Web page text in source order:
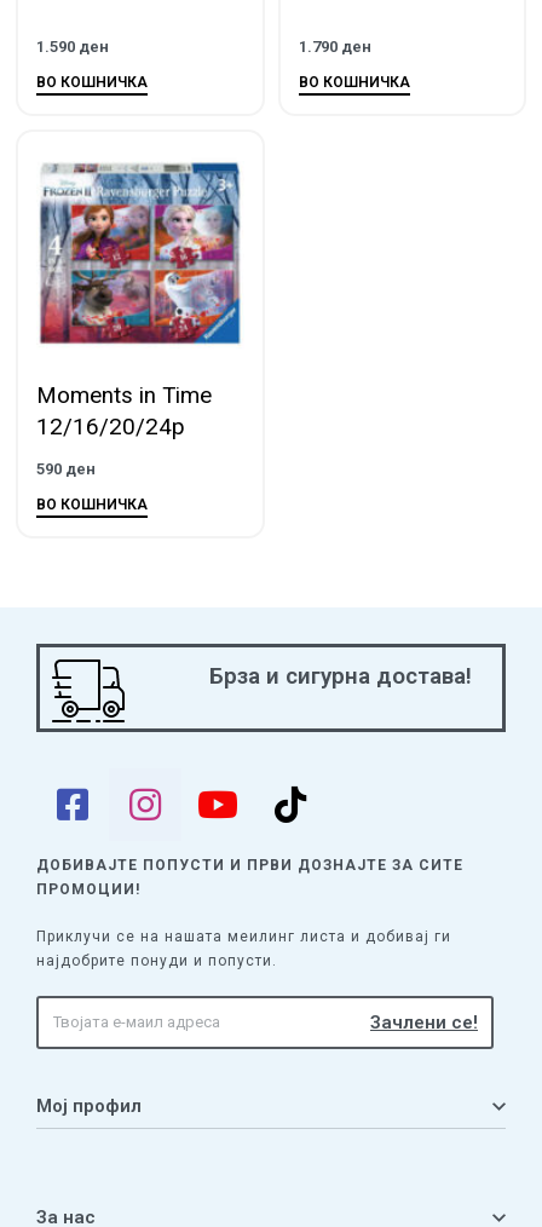
1.590 ден
ВО КОШНИЧКА
1.790 ден
ВО КОШНИЧКА
Moments in Time
12/16/20/24p
590 ден
ВО КОШНИЧКА
Брза и сигурна достава!
ДОБИВАЈТЕ ПОПУСТИ И ПРВИ ДОЗНАЈТЕ ЗА СИТЕ
ПРОМОЦИИ!
Приклучи се на нашата меилинг листа и добивај ги
најдобрите понуди и попусти.
Мој профил
За нас